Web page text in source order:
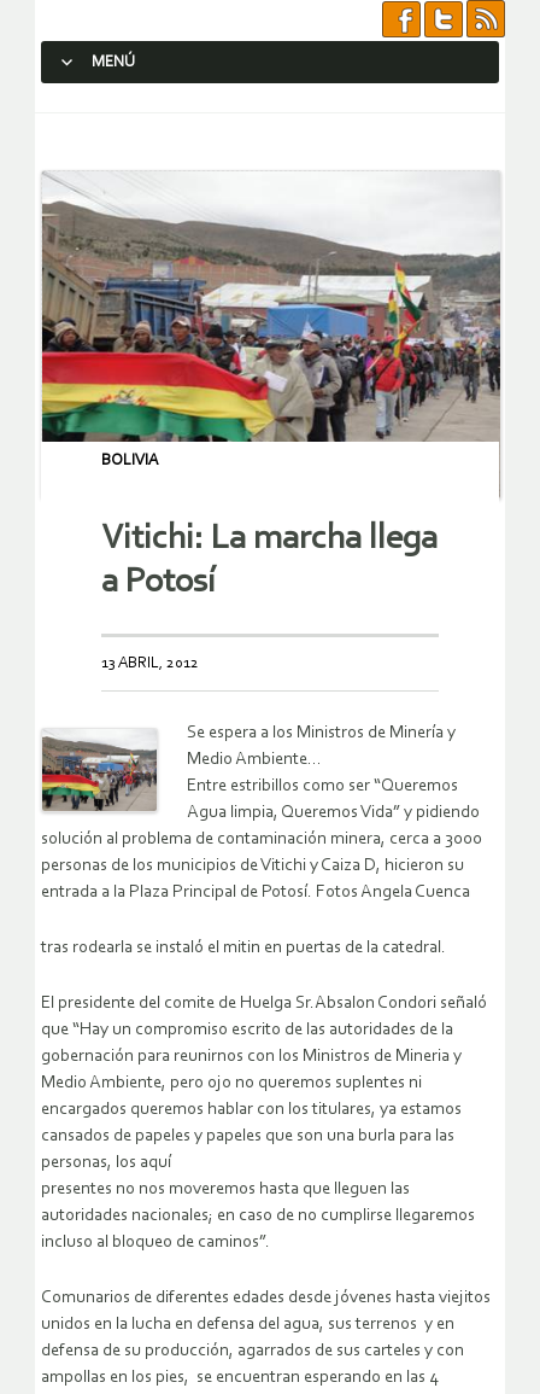
MENÚ
BOLIVIA
Vitichi: La marcha llega
a Potosí
13 ABRIL, 2012
Se espera a los Ministros de Minería y
Medio Ambiente…
Entre estribillos como ser “Queremos
Agua limpia, Queremos Vida” y pidiendo
solución al problema de contaminación minera, cerca a 3000
personas de los municipios de Vitichi y Caiza D, hicieron su
entrada a la Plaza Principal de Potosí. Fotos Angela Cuenca
tras rodearla se instaló el mitin en puertas de la catedral.
El presidente del comite de Huelga Sr.Absalon Condori señaló
que “Hay un compromiso escrito de las autoridades de la
gobernación para reunirnos con los Ministros de Mineria y
Medio Ambiente, pero ojo no queremos suplentes ni
encargados queremos hablar con los titulares, ya estamos
cansados de papeles y papeles que son una burla para las
personas, los aquí
presentes no nos moveremos hasta que lleguen las
autoridades nacionales; en caso de no cumplirse llegaremos
incluso al bloqueo de caminos”.
Comunarios de diferentes edades desde jóvenes hasta viejitos
unidos en la lucha en defensa del agua, sus terrenos y en
defensa de su producción, agarrados de sus carteles y con
ampollas en los pies, se encuentran esperando en las 4